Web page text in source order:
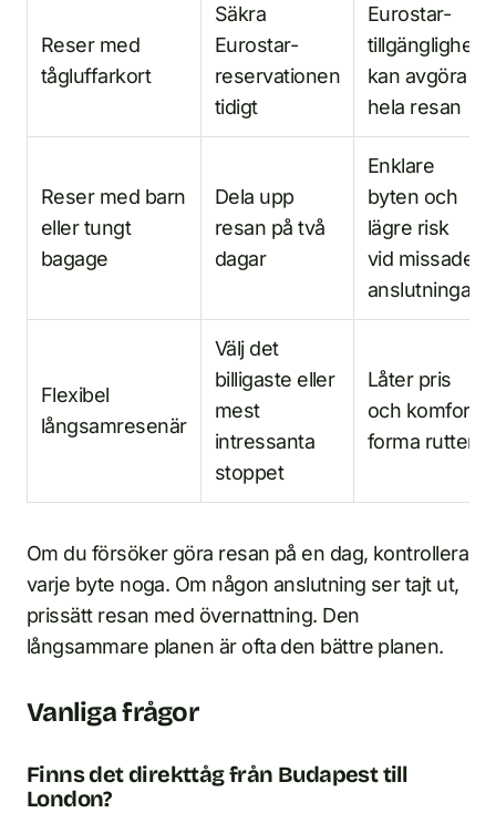
Reser med
tågluffarkort
Säkra
Eurostar-
reservationen
tidigt
Eurostar-
tillgänglighet
kan avgöra
hela resan
Reser med barn
eller tungt
bagage
Dela upp
resan på två
dagar
Enklare
byten och
lägre risk
vid missade
anslutningar
Flexibel
långsamresenär
Välj det
billigaste eller
mest
intressanta
stoppet
Låter pris
och komfort
forma rutten
Om du försöker göra resan på en dag, kontrollera
varje byte noga. Om någon anslutning ser tajt ut,
prissätt resan med övernattning. Den
långsammare planen är ofta den bättre planen.
Vanliga frågor
Finns det direkttåg från Budapest till
London?